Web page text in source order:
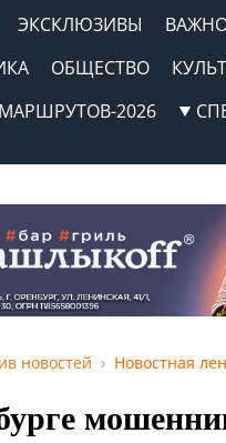
ЭКСКЛЮЗИВЫ
ОБЩЕСТВО
2026
новостей Новостная